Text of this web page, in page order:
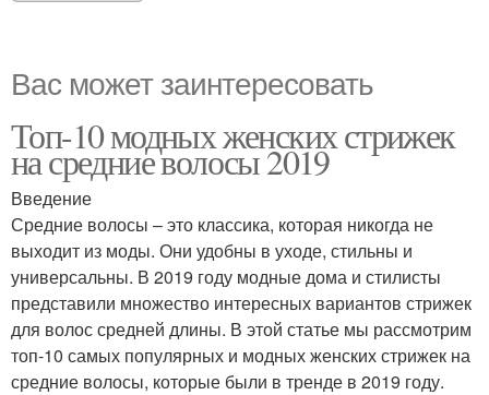
Вас может заинтересовать
Топ-10 модных женских стрижек
на средние волосы 2019
Введение
Средние волосы – это классика, которая никогда не
выходит из моды. Они удобны в уходе, стильны и
универсальны. В 2019 году модные дома и стилисты
представили множество интересных вариантов стрижек
для волос средней длины. В этой статье мы рассмотрим
топ-10 самых популярных и модных женских стрижек на
средние волосы, которые были в тренде в 2019 году.